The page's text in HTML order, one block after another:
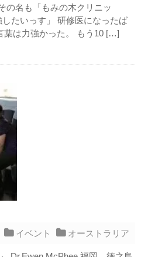
の名も「もみの木クリニッ
たいっす」 研修医になったば
葉は力強かった。 もう10 […]
イベント オーストラリア